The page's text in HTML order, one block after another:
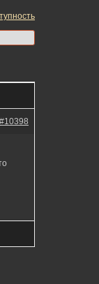
#10398